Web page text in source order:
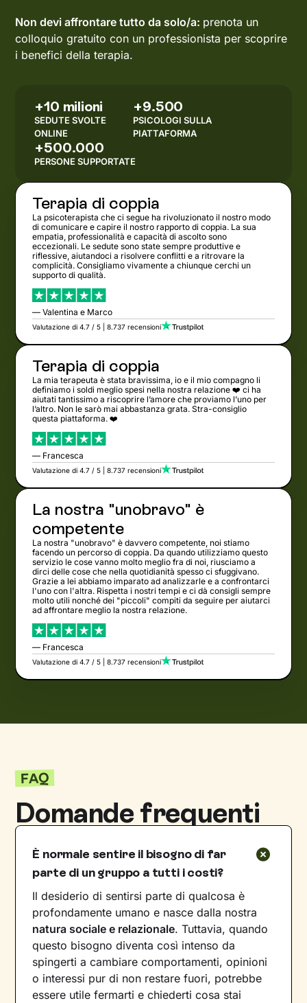
Non devi affrontare tutto da solo/a: prenota un
colloquio gratuito con un professionista per scoprire
i benefici della terapia.
+10 milioni
SEDUTE SVOLTE
ONLINE
+9.500
PSICOLOGI SULLA
PIATTAFORMA
+500.000
PERSONE SUPPORTATE
Terapia di coppia
La psicoterapista che ci segue ha rivoluzionato il nostro modo
di comunicare e capire il nostro rapporto di coppia. La sua
empatia, professionalità e capacità di ascolto sono
eccezionali. Le sedute sono state sempre produttive e
riflessive, aiutandoci a risolvere conflitti e a ritrovare la
complicità. Consigliamo vivamente a chiunque cerchi un
supporto di qualità.
— Valentina e Marco
Valutazione di 4.7 / 5 | 8.737 recensioni
Terapia di coppia
La mia terapeuta è stata bravissima, io e il mio compagno li
definiamo i soldi meglio spesi nella nostra relazione ❤️ ci ha
aiutati tantissimo a riscoprire l’amore che proviamo l’uno per
l’altro. Non le sarò mai abbastanza grata. Stra-consiglio
questa piattaforma. ❤️
— Francesca
Valutazione di 4.7 / 5 | 8.737 recensioni
La nostra "unobravo" è
competente
La nostra "unobravo" è davvero competente, noi stiamo
facendo un percorso di coppia. Da quando utilizziamo questo
servizio le cose vanno molto meglio fra di noi, riusciamo a
dirci delle cose che nella quotidianità spesso ci sfuggivano.
Grazie a lei abbiamo imparato ad analizzarle e a confrontarci
l'uno con l'altra. Rispetta i nostri tempi e ci dà consigli sempre
molto utili nonché dei "piccoli" compiti da seguire per aiutarci
ad affrontare meglio la nostra relazione.
— Francesca
Valutazione di 4.7 / 5 | 8.737 recensioni
FAQ
Domande frequenti
È normale sentire il bisogno di far
parte di un gruppo a tutti i costi?
Il desiderio di sentirsi parte di qualcosa è
profondamente umano e nasce dalla nostra
natura sociale e relazionale. Tuttavia, quando
questo bisogno diventa così intenso da
spingerti a cambiare comportamenti, opinioni
o interessi pur di non restare fuori, potrebbe
essere utile fermarti e chiederti cosa stai